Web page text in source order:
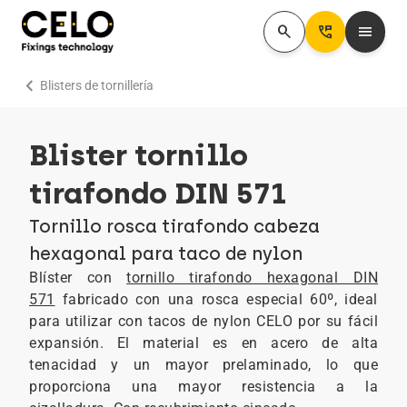
search Perm_Phone_Msg menu
Blisters de tornillería
chevron_right
Blister tornillo
tirafondo DIN 571
Tornillo rosca tirafondo cabeza
hexagonal para taco de nylon
Blíster contornillo tirafondo hexagonal DIN
571
fabricado con una rosca especial 60º, ideal
para utilizar con tacos de nylon CELO por su fácil
expansión. El material es en acero de alta
tenacidad y un mayor prelaminado, lo que
proporciona una mayor resistencia a la